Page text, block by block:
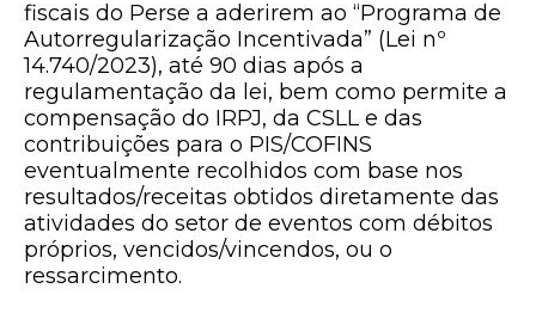
fiscais do Perse a aderirem ao “Programa de
Autorregularização Incentivada” (Lei nº
14.740/2023), até 90 dias após a
regulamentação da lei, bem como permite a
compensação do IRPJ, da CSLL e das
contribuições para o PIS/COFINS
eventualmente recolhidos com base nos
resultados/receitas obtidos diretamente das
atividades do setor de eventos com débitos
próprios, vencidos/vincendos, ou o
ressarcimento.